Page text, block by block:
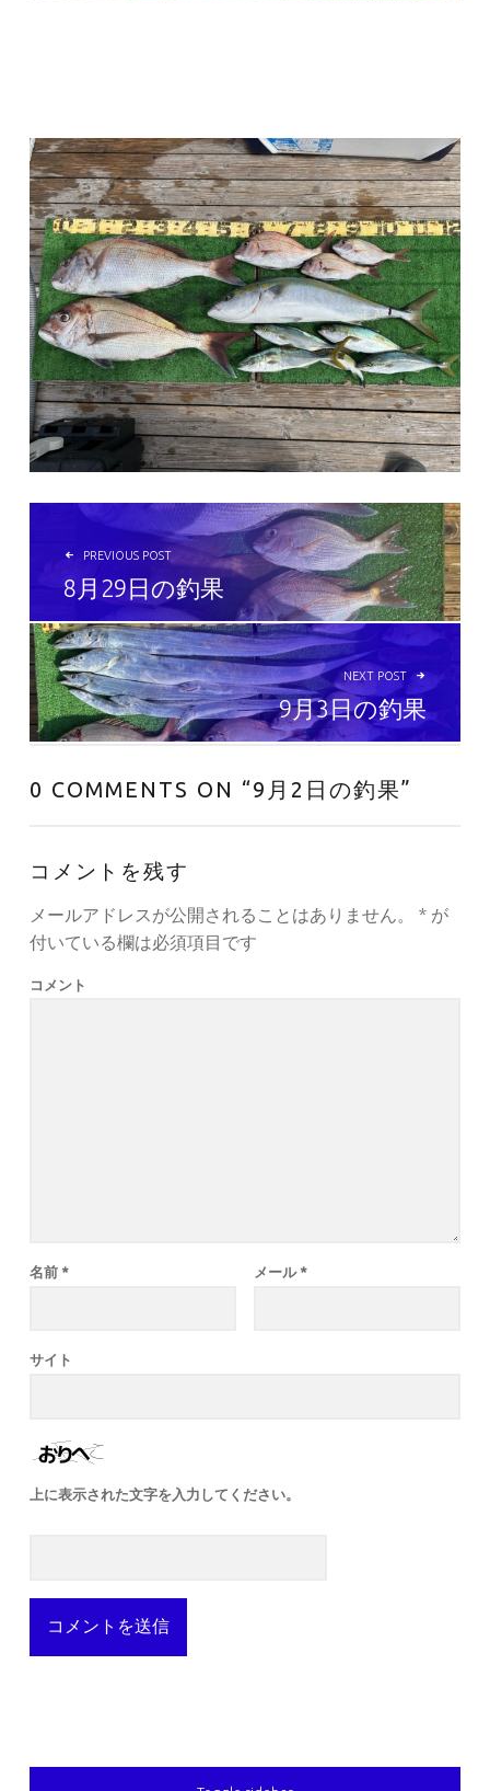
投稿ナビゲーション
PREVIOUS POST
8月29日の釣果
NEXT POST
9月3日の釣果
0 COMMENTS ON “9月2日の釣果”
コメントを残す
メールアドレスが公開されることはありません。 *が
付いている欄は必須項目です
コメント
名前 * メール *
サイト
上に表示された文字を入力してください。
SIDEBAR